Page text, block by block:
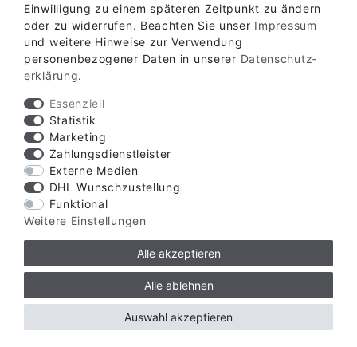
Verfügbare Zahlungsarten
Einwilligung zu einem späteren Zeitpunkt zu ändern
oder zu widerrufen. Beachten Sie unser Impressum
und weitere Hinweise zur Verwendung
personenbezogener Daten in unserer Daten­schutz­
erklärung.
Essenziell
Statistik
Marketing
Zahlungsdienstleister
Externe Medien
DHL Wunschzustellung
Funktional
Weitere Einstellungen
Alle akzeptieren
Alle ablehnen
Auswahl akzeptieren